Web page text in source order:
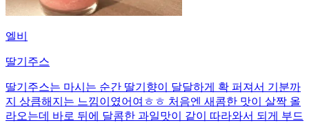
엘비
딸기주스
딸기주스는 마시는 순간 딸기향이 달달하게 확 퍼져서 기분까
지 상큼해지는 느낌이였어여ㅎㅎ 처음엔 새콤한 맛이 살짝 올
라오는데 바로 뒤에 달콤한 과일맛이 같이 따라와서 되게 부드